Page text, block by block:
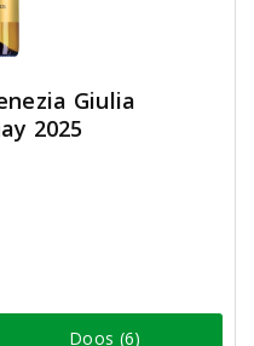
Giulia
2025
Doos (6)